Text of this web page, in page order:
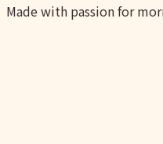
Made with passion for